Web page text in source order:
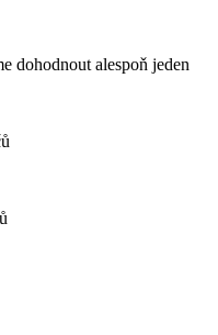
dohodnout alespoň jeden